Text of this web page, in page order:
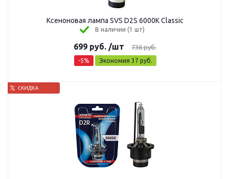
Ксеноновая лампа SVS D2S 6000K Classic
В наличии (1 шт)
699 руб. /шт 736руб.
-5% Экономия 37 руб.